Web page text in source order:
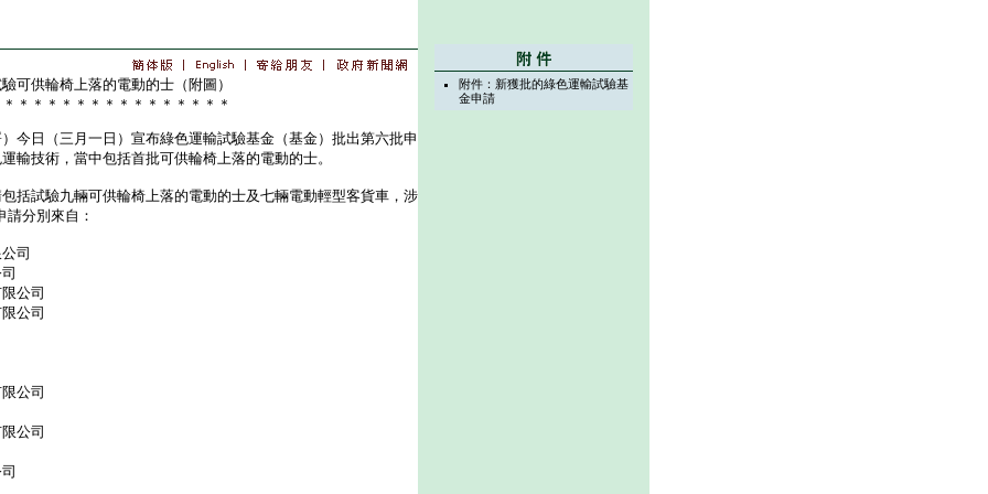
可供輪椅上落的電動的士（附圖）
＊＊＊＊＊＊＊＊＊＊＊＊＊＊＊
日（三月一日）宣布綠色運輸試驗基金（基金）批出第六批申
輸技術，當中包括首批可供輪椅上落的電動的士。
試驗九輛可供輪椅上落的電動的士及七輛電動輕型客貨車，涉
請分別來自：
司
公司
公司
公司
公司
附件：新獲批的綠色運輸試驗基
金申請